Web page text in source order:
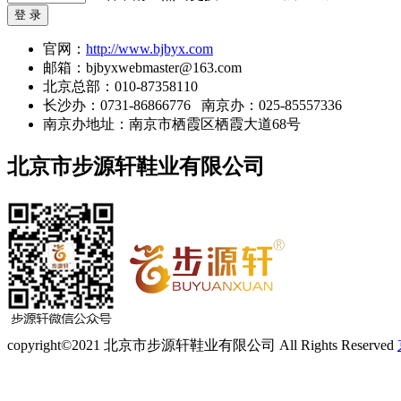
登 录
官网： http://www.bjbyx.com
邮箱：bjbyxwebmaster@163.com
北京总部：010-87358110
长沙办：0731-86866776 南京办：025-85557336
南京办地址：南京市栖霞区栖霞大道68号
北京市步源轩鞋业有限公司
copyright©2021 北京市步源轩鞋业有限公司 All Rights Reserved